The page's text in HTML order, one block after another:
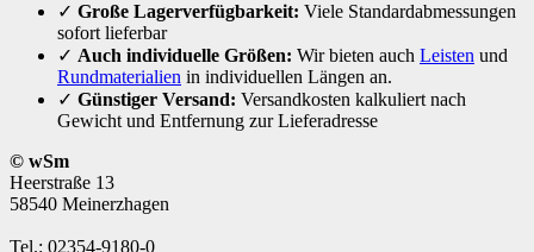
✓ Große Lagerverfügbarkeit: Viele Standardabmessungen
sofort lieferbar
✓ Auch individuelle Größen: Wir bieten auch Leisten und
Rundmaterialien in individuellen Längen an.
✓ Günstiger Versand: Versandkosten kalkuliert nach
Gewicht und Entfernung zur Lieferadresse
© wSm
Heerstraße 13
58540 Meinerzhagen
Tel.: 02354-9180-0